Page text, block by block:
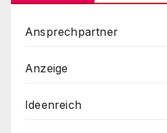
Ansprechpartner
Anzeige
Ideenreich